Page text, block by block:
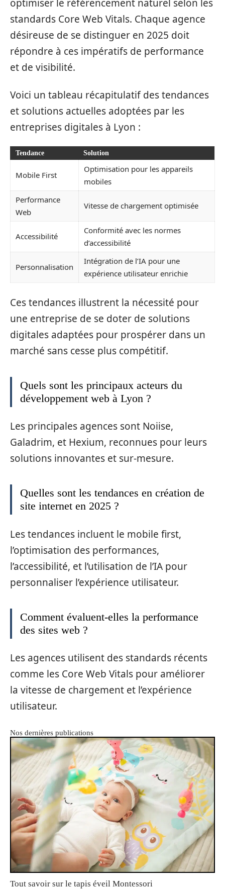
optimiser le référencement naturel selon les
standards Core Web Vitals. Chaque agence
désireuse de se distinguer en 2025 doit
répondre à ces impératifs de performance
et de visibilité.
Voici un tableau récapitulatif des tendances
et solutions actuelles adoptées par les
entreprises digitales à Lyon :
Tendance Solution
Mobile First
Optimisation pour les appareils
mobiles
Performance
Web
Vitesse de chargement optimisée
Accessibilité
Conformité avec les normes
d’accessibilité
Personnalisation
Intégration de l’IA pour une
expérience utilisateur enrichie
Ces tendances illustrent la nécessité pour
une entreprise de se doter de solutions
digitales adaptées pour prospérer dans un
marché sans cesse plus compétitif.
Quels sont les principaux acteurs du
développement web à Lyon ?
Les principales agences sont Noiise,
Galadrim, et Hexium, reconnues pour leurs
solutions innovantes et sur-mesure.
Quelles sont les tendances en création de
site internet en 2025 ?
Les tendances incluent le mobile first,
l’optimisation des performances,
l’accessibilité, et l’utilisation de l’IA pour
personnaliser l’expérience utilisateur.
Comment évaluent-elles la performance
des sites web ?
Les agences utilisent des standards récents
comme les Core Web Vitals pour améliorer
la vitesse de chargement et l’expérience
utilisateur.
Nos dernières publications
Tout savoir sur le tapis éveil Montessori